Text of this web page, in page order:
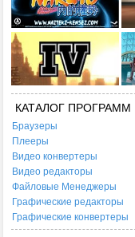
КАТАЛОГ ПРОГРАММ
Браузеры
Плееры
Видео конвертеры
Видео редакторы
Файловые Менеджеры
Графические редакторы
Графические конвертеры